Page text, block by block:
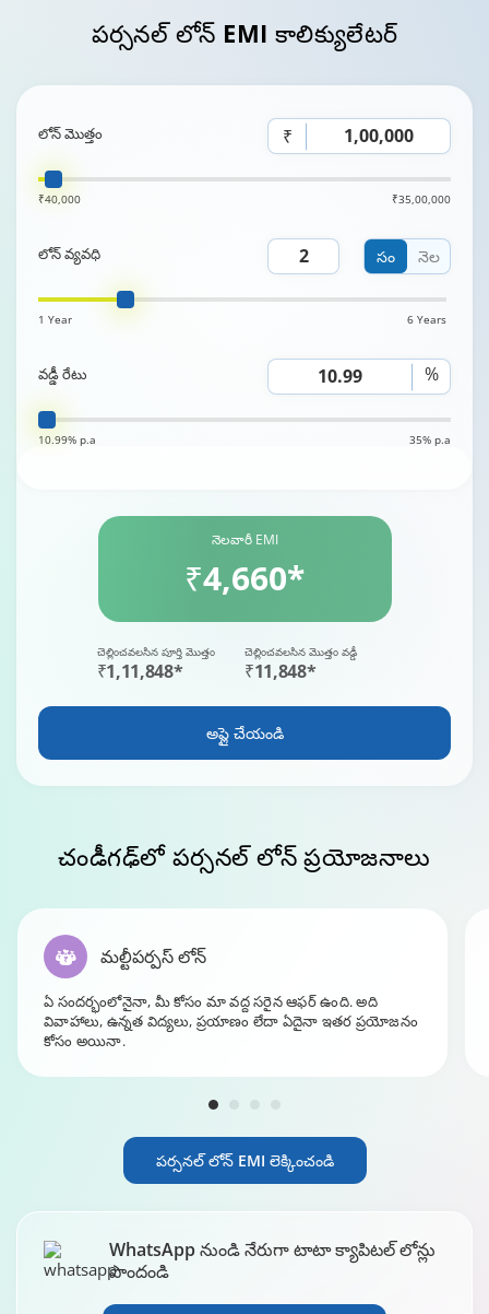
పర్సనల్ లోన్ EMI కాలిక్యులేటర్
లోన్ మొత్తం ₹
₹40,000 ₹35,00,000
సం నెల
లోన్ వ్యవధి
1 Year 6 Years
వడ్డీ రేటు %
10.99% p.a 35% p.a
నెలవారీ EMI
₹4,660*
చెల్లించవలసిన పూర్తి మొత్తం
₹1,11,848*
చెల్లించవలసిన మొత్తం వడ్డీ
₹11,848*
అప్లై చేయండి
చండీగఢ్‌లో పర్సనల్ లోన్ ప్రయోజనాలు
మల్టీపర్పస్ లోన్
ఏ సందర్భంలోనైనా, మీ కోసం మా వద్ద సరైన ఆఫర్ ఉంది. అది
వివాహాలు, ఉన్నత విద్యలు, ప్రయాణం లేదా ఏదైనా ఇతర ప్రయోజనం
కోసం అయినా.
పర్సనల్ లోన్ EMI లెక్కించండి
WhatsApp నుండి నేరుగా టాటా క్యాపిటల్ లోన్లు
పొందండి